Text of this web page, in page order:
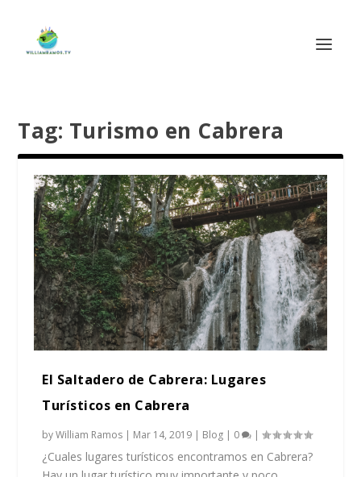
Tag: Turismo en Cabrera
El Saltadero de Cabrera: Lugares
Turísticos en Cabrera
byWilliam Ramos | Mar 14, 2019 | Blog | 0 |
¿Cuales lugares turísticos encontramos en Cabrera?